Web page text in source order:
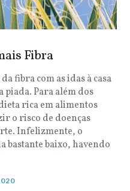
Fibra
fibra com as idas à casa
piada. Para além dos
rica em alimentos
o risco de doenças
Infelizmente, o
bastante baixo, havendo